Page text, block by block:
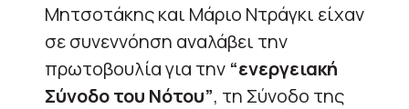
Μητσοτάκης και Μάριο Ντράγκι είχαν
σε συνεννόηση αναλάβει την
πρωτοβουλία για την “ενεργειακή
Σύνοδο του Νότου”, τη Σύνοδο της